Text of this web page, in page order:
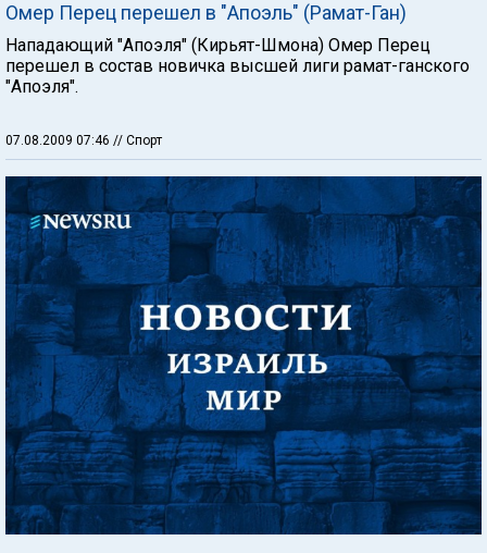
Омер Перец перешел в "Апоэль" (Рамат-Ган)
Нападающий "Апоэля" (Кирьят-Шмона) Омер Перец
перешел в состав новичка высшей лиги рамат-ганского
"Апоэля".
07.08.2009 07:46 // Спорт